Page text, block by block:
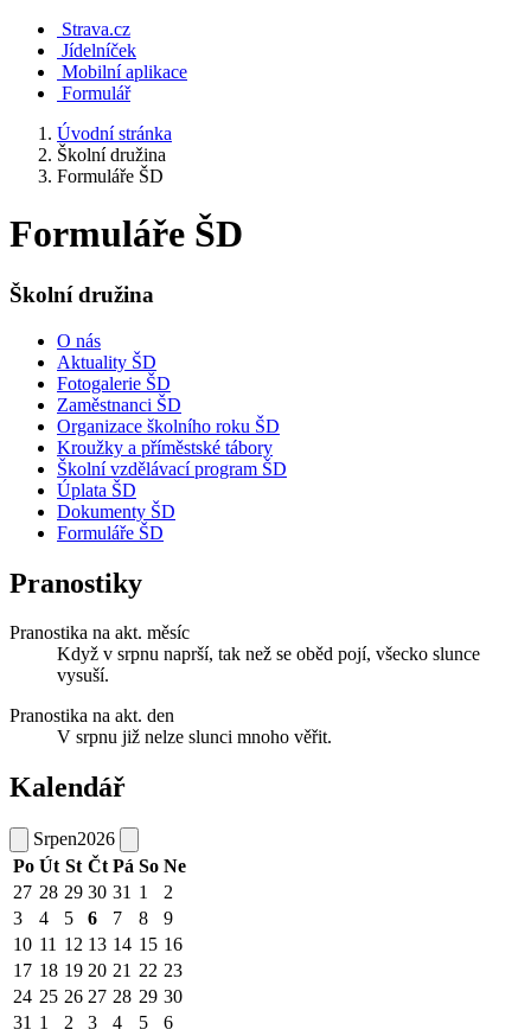
Strava.cz
Jídelníček
Mobilní aplikace
Formulář
Úvodní stránka
Školní družina
Formuláře ŠD
Formuláře ŠD
Školní družina
O nás
Aktuality ŠD
Fotogalerie ŠD
Zaměstnanci ŠD
Organizace školního roku ŠD
Kroužky a příměstské tábory
Školní vzdělávací program ŠD
Úplata ŠD
Dokumenty ŠD
Formuláře ŠD
Pranostiky
Pranostika na akt. měsíc
Když v srpnu naprší, tak než se oběd pojí, všecko slunce
vysuší.
Pranostika na akt. den
V srpnu již nelze slunci mnoho věřit.
Kalendář
Srpen2026
Po Út St Čt Pá So Ne
27 28 29 30 31 1
2
3
4 5 6 7 8
9
10 11 12 13 14 15 16
17 18 19 20 21 22 23
24 25 26 27 28 29 30
31 1 2 3 4 5 6